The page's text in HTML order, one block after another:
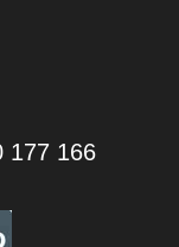
177 166